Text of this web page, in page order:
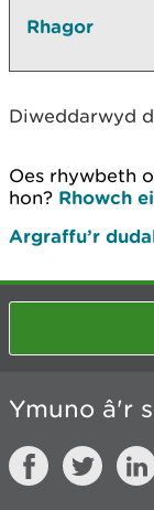
Rhagor
Diweddarwyd
Oes rhywbeth
hon? Rhowch
Argraffu’r
Ymuno â'r